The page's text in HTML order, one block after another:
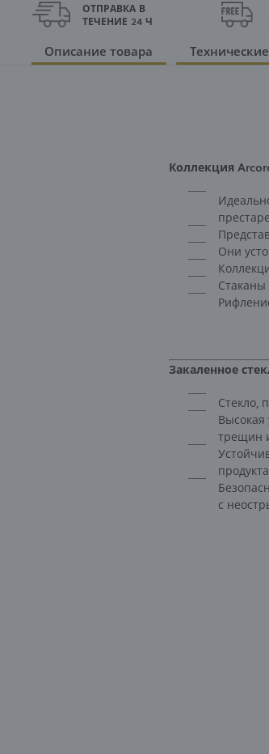
ОТПРАВКА В
ТЕЧЕНИЕ 24 Ч
Описание товара
Коллекция
Они
Закаленное
Стекло,
трещин
продукта.
с